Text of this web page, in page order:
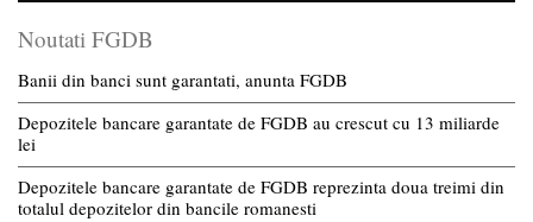
Noutati FGDB
Banii din banci sunt garantati, anunta FGDB
Depozitele bancare garantate de FGDB au crescut cu 13 miliarde
lei
Depozitele bancare garantate de FGDB reprezinta doua treimi din
totalul depozitelor din bancile romanesti